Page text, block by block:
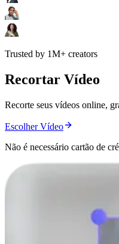
Trusted by 1M+ creators
Recortar Vídeo
Recorte seus vídeos online,
Escolher Vídeo
Não é necessário cartão de